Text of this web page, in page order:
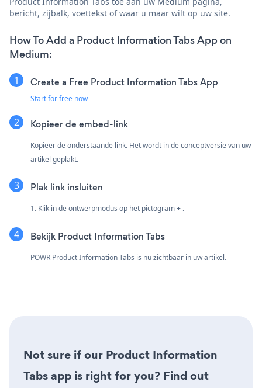
bericht, zijbalk, voettekst of waar u maar wilt op uw site.
How To Add a Product Information Tabs App on
Medium:
Create a Free Product Information Tabs App
Start for free now
Kopieer de embed-link
Kopieer de onderstaande link. Het wordt in de conceptversie van uw
artikel geplakt.
Plak link insluiten
1. Klik in de ontwerpmodus op het pictogram+ .
Bekijk Product Information Tabs
POWR Product Information Tabs is nu zichtbaar in uw artikel.
Not sure if our Product Information
Tabs app is right for you? Find out